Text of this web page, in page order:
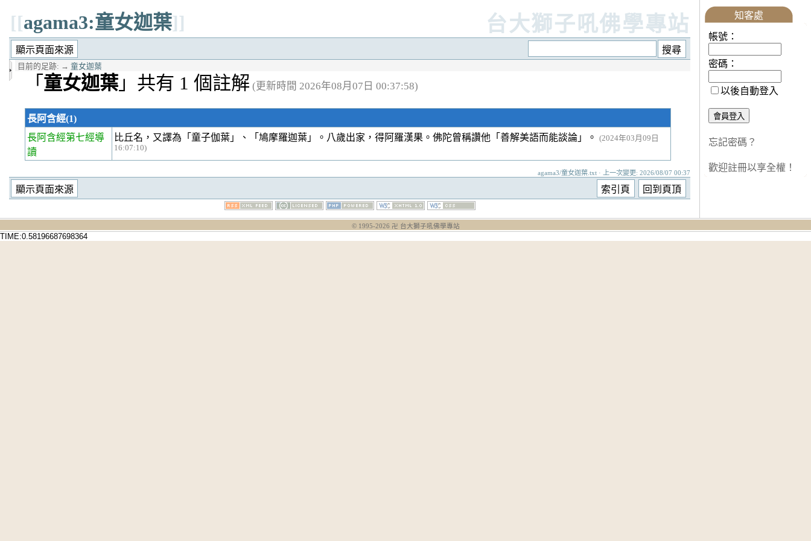
[[agama3:童女迦葉]] 台大獅子吼佛學專站
目前的足跡: → 童女迦葉
「 童女迦葉 」共有 1 個註解 (更新時間 2026年08月07日 00:37:58)
長阿含經(1)
長阿含經第七經導
讀
比丘名，又譯為「童子伽葉」、「鳩摩羅迦葉」。八歲出家，得阿羅漢果。佛陀曾稱讚他「善解美語而能談論」。
(2024年03月09日
16:07:10)
agama3/童女迦葉.txt · 上一次變更: 2026/08/07 00:37
知客處
帳號：
密碼：
以後自動登入
忘記密碼？
歡迎註冊以享全權！
© 1995-2026 卍 台大獅子吼佛學專站
TIME:0.58196687698364